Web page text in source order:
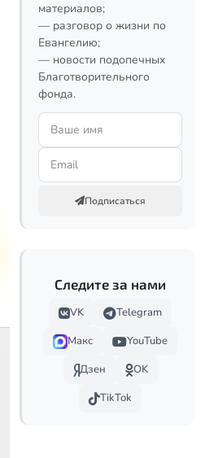
материалов;
— разговор о жизни по
Евангелию;
— новости подопечных
Благотворительного
фонда.
Подписаться
Следите за нами
VK
Telegram
Макс
YouTube
Дзен
OK
TikTok